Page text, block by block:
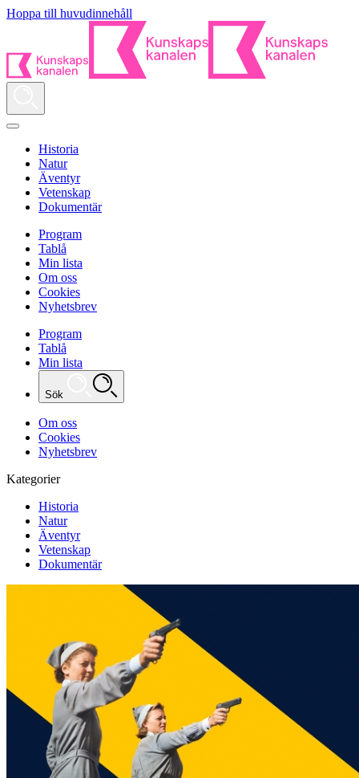
Hoppa till huvudinnehåll
Historia
Natur
Äventyr
Vetenskap
Dokumentär
Program
Tablå
Min lista
Om oss
Cookies
Nyhetsbrev
Program
Tablå
Min lista
Sök
Om oss
Cookies
Nyhetsbrev
Kategorier
Historia
Natur
Äventyr
Vetenskap
Dokumentär